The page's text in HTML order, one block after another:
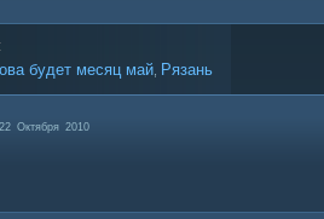
будет месяц май Рязань
22 Октября 2010